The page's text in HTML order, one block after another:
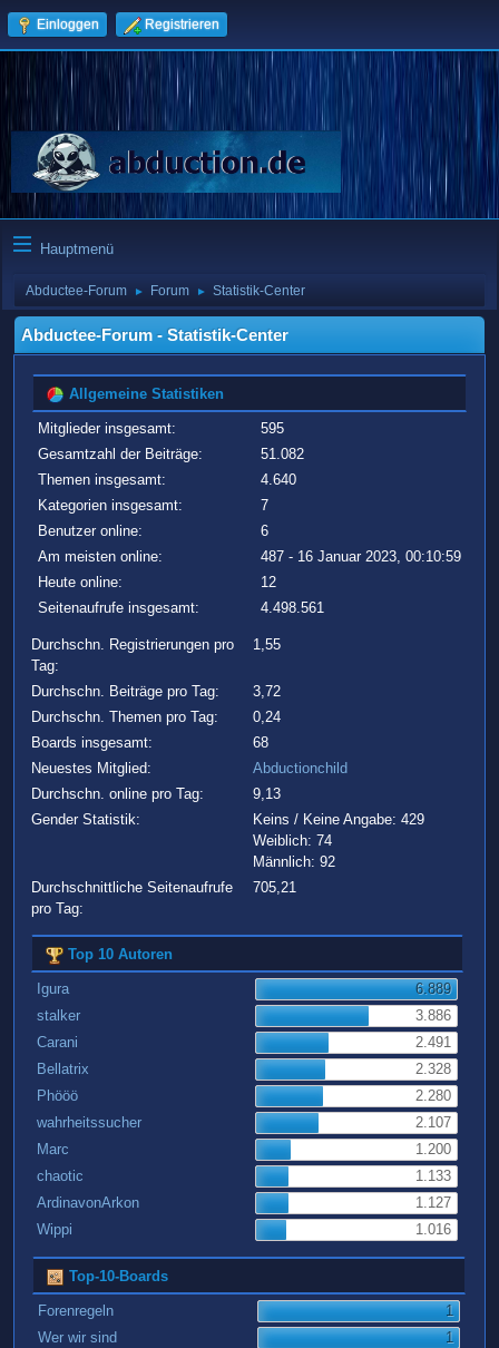
Einloggen Registrieren
Hauptmenü
Abductee-Forum ► Forum ► Statistik-Center
Abductee-Forum - Statistik-Center
Allgemeine Statistiken
Mitglieder insgesamt:
595
Gesamtzahl der Beiträge:
51.082
Themen insgesamt:
4.640
Kategorien insgesamt:
7
Benutzer online:
6
Am meisten online:
487 - 16 Januar 2023, 00:10:59
Heute online:
12
Seitenaufrufe insgesamt:
4.498.561
Durchschn. Registrierungen pro
Tag:
1,55
Durchschn. Beiträge pro Tag:
3,72
Durchschn. Themen pro Tag:
0,24
Boards insgesamt:
68
Neuestes Mitglied:
Abductionchild
Durchschn. online pro Tag:
9,13
Gender Statistik:
Keins / Keine Angabe: 429
Weiblich: 74
Männlich: 92
Durchschnittliche Seitenaufrufe
pro Tag:
705,21
Top 10 Autoren
Igura
6.889
stalker
3.886
Carani
2.491
Bellatrix
2.328
Phööö
2.280
wahrheitssucher
2.107
Marc
1.200
chaotic
1.133
ArdinavonArkon
1.127
Wippi
1.016
Top-10-Boards
Forenregeln
1
Wer wir sind
1